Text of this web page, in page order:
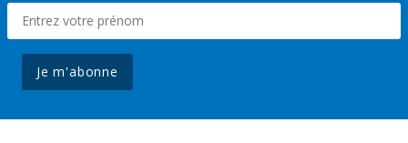
Je m'abonne